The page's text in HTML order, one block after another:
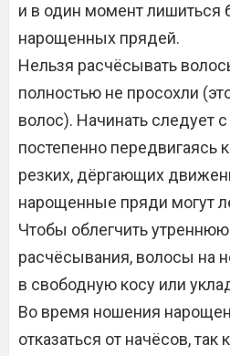
и в один момент лишиться
нарощенных прядей.
Нельзя расчёсывать
полностью не просохли
волос). Начинать следует
постепенно передвигаясь
резких, дёргающих
нарощенные пряди могут
Чтобы облегчить
расчёсывания, волосы на
в свободную косу или
Во время ношения
отказаться от начёсов, так